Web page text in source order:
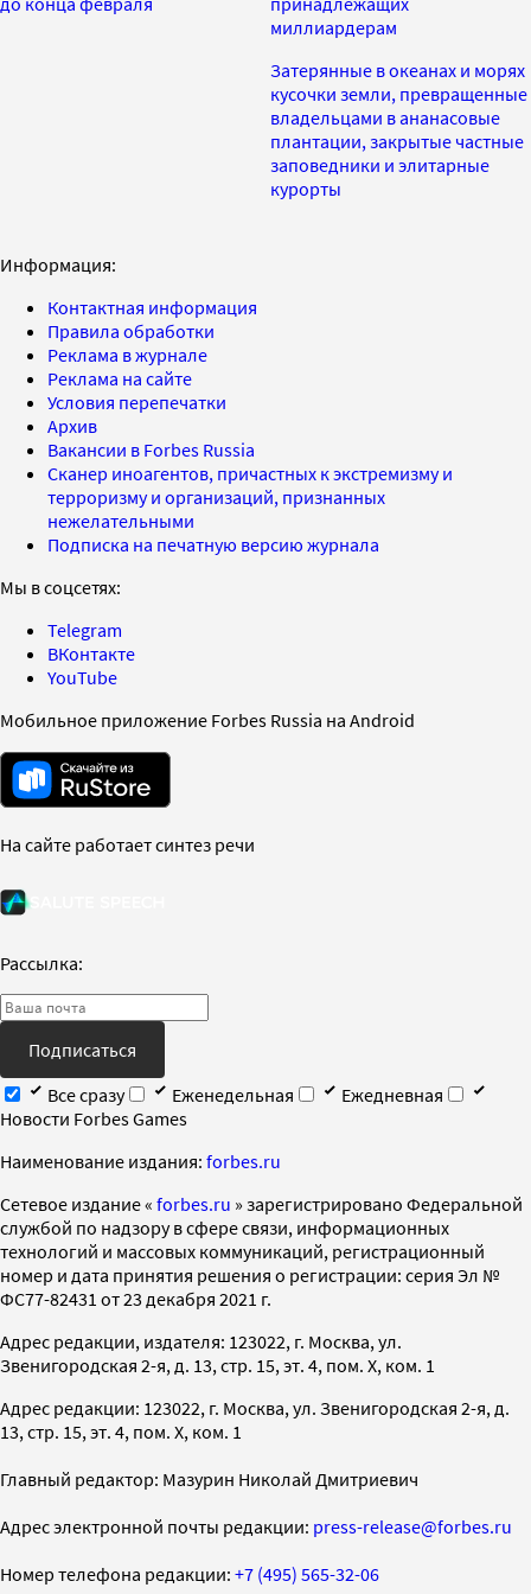
миллиардерам
Затерянные в океанах и морях
кусочки земли, превращенные
владельцами в ананасовые
плантации, закрытые частные
заповедники и элитарные
курорты
Информация:
Контактная информация
Правила обработки
Реклама в журнале
Реклама на сайте
Условия перепечатки
Архив
Вакансии в Forbes Russia
Сканер иноагентов, причастных к экстремизму и
терроризму и организаций, признанных
нежелательными
Подписка на печатную версию журнала
Мы в соцсетях:
Telegram
ВКонтакте
YouTube
Мобильное приложение Forbes Russia на Android
На сайте работает синтез речи
Рассылка:
Подписаться
Все сразу
Еженедельная
Ежедневная
Новости Forbes Games
Наименование издания: forbes.ru
Cетевое издание « forbes.ru » зарегистрировано Федеральной
службой по надзору в сфере связи, информационных
технологий и массовых коммуникаций, регистрационный
номер и дата принятия решения о регистрации: серия Эл №
ФС77-82431 от 23 декабря 2021 г.
Адрес редакции, издателя: 123022, г. Москва, ул.
Звенигородская 2-я, д. 13, стр. 15, эт. 4, пом. X, ком. 1
Адрес редакции: 123022, г. Москва, ул. Звенигородская 2-я, д.
13, стр. 15, эт. 4, пом. X, ком. 1
Главный редактор: Мазурин Николай Дмитриевич
Адрес электронной почты редакции: press-release@forbes.ru
Номер телефона редакции: +7 (495) 565-32-06